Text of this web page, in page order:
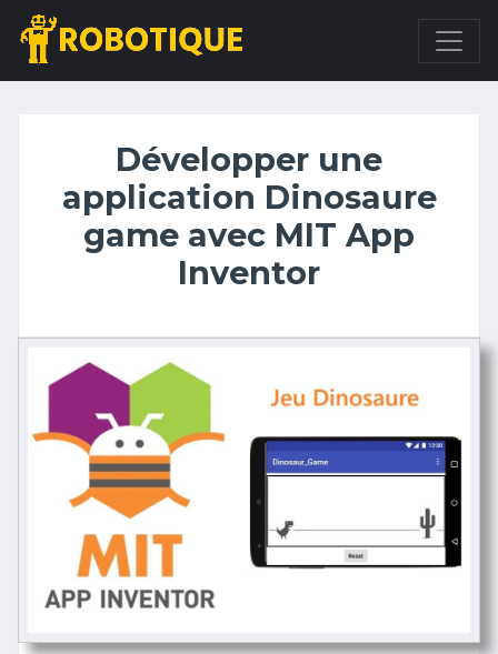
Développer une
application Dinosaure
game avec MIT App
Inventor